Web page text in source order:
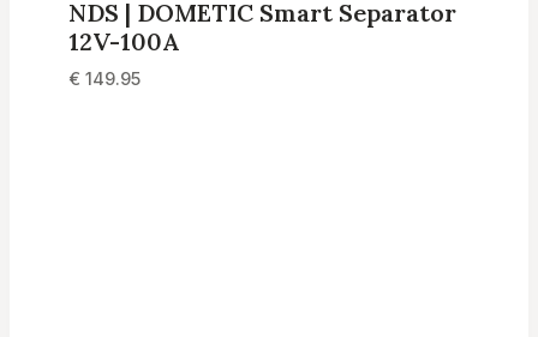
NDS | DOMETIC Smart Separator
12V-100A
€ 149.95